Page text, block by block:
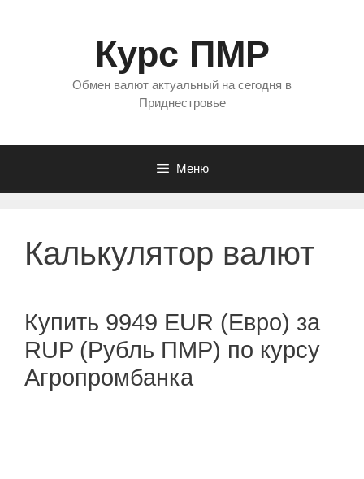
Курс ПМР
Обмен валют актуальный на сегодня в
Приднестровье
Меню
Калькулятор валют
Купить 9949 EUR (Евро) за
RUP (Рубль ПМР) по курсу
Агропромбанка